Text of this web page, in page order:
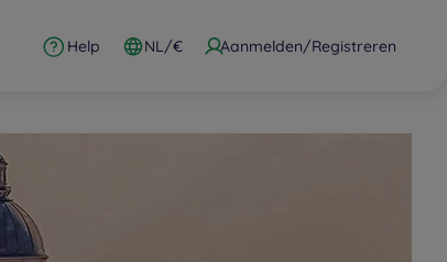
Help NL/€ Aanmelden/Registreren